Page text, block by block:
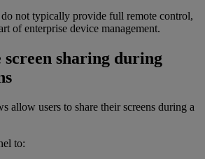
not typically provide full remote control,
of enterprise device management.
screen sharing during
allow users to share their screens during a
to: